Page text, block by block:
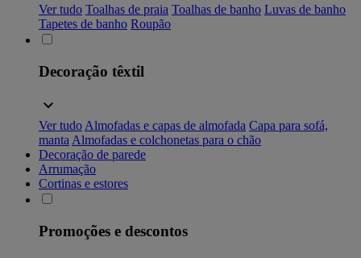
Ver tudo Toalhas de praia Toalhas de banho Luvas de banho
Tapetes de banho Roupão
Decoração têxtil
Ver tudo Almofadas e capas de almofada Capa para sofá,
manta Almofadas e colchonetas para o chão
Decoração de parede
Arrumação
Cortinas e estores
Promoções e descontos